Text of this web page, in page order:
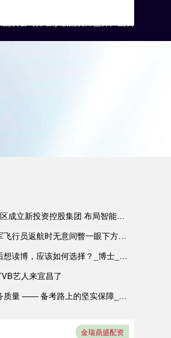
委员会（CFTC）：截至8月4日当周，投机
新投资控股集团 布局智能制造与新能源产
返航时无意间瞥一眼下方，脊背发凉：竟有
博，应该如何选择？_博士_成本_职场
艺人来宜昌了
—— 备考路上的坚实保障_复试_考生_
金瑞鼎盛配资